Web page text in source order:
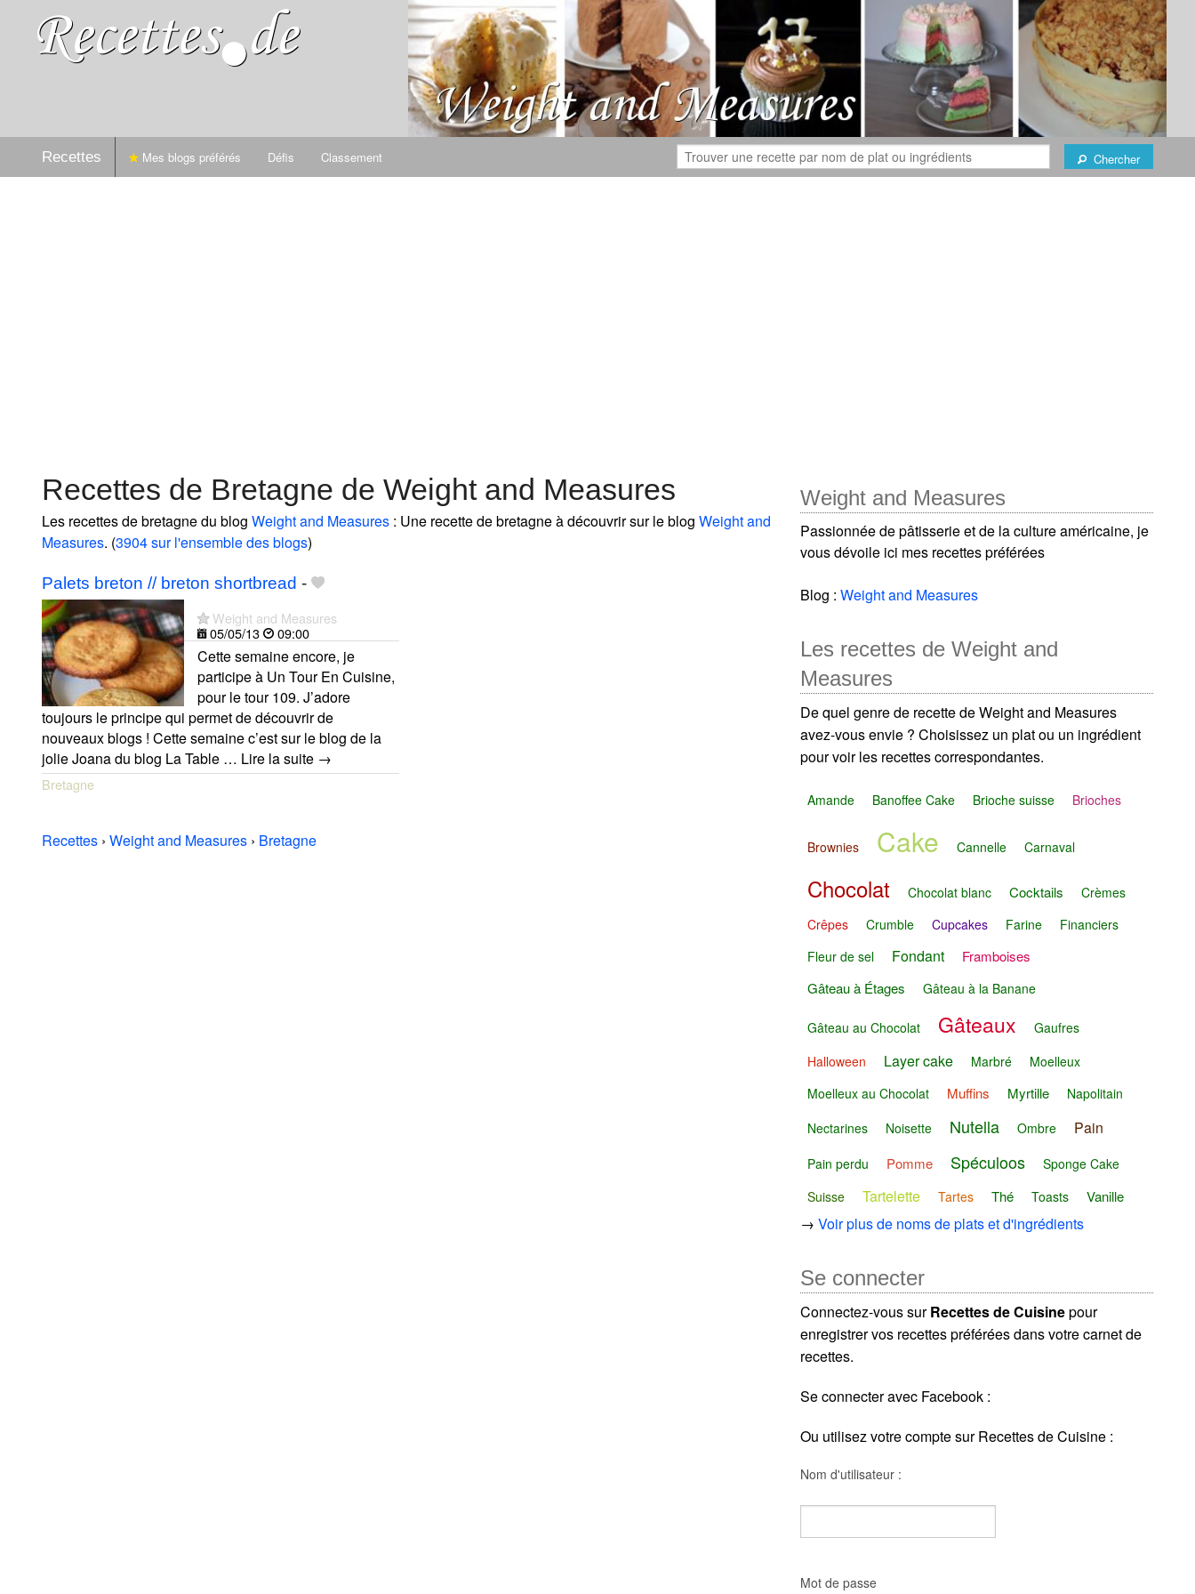
Recettes Chercher
Mes blogs préférés Défis Classement
Recettes de Bretagne de Weight and Measures
Les recettes de bretagne du blog Weight and Measures : Une recette de bretagne à découvrir sur le blog Weight and
Measures. (3904 sur l'ensemble des blogs)
Palets breton // breton shortbread -
Weight and Measures
05/05/13
09:00
Cette semaine encore, je
participe à Un Tour En Cuisine,
pour le tour 109. J’adore
toujours le principe qui permet de découvrir de
nouveaux blogs ! Cette semaine c’est sur le blog de la
jolie Joana du blog La Table … Lire la suite →
Bretagne
Recettes › Weight and Measures › Bretagne
Weight and Measures
Passionnée de pâtisserie et de la culture américaine, je
vous dévoile ici mes recettes préférées
Blog :Weight and Measures
Les recettes de Weight and
Measures
De quel genre de recette de Weight and Measures
avez-vous envie ? Choisissez un plat ou un ingrédient
pour voir les recettes correspondantes.
Amande Banoffee Cake Brioche suisse Brioches
Brownies Cake Cannelle Carnaval
Chocolat Chocolat blanc Cocktails
Crèmes
Crêpes
Crumble Cupcakes Farine
Financiers
Fleur de sel
Fondant
Framboises
Gâteau à Étages
Gâteau à la Banane
Gâteau au Chocolat Gâteaux
Gaufres
Halloween
Layer cake Marbré
Moelleux
Moelleux au Chocolat
Muffins Myrtille
Napolitain
Nectarines
Noisette Nutella Ombre Pain
Pain perdu Pomme Spéculoos
Sponge Cake
Suisse
Tartelette Tartes Thé Toasts Vanille
→Voir plus de noms de plats et d'ingrédients
Se connecter
Connectez-vous surRecettes de Cuisinepour
enregistrer vos recettes préférées dans votre carnet de
recettes.
Se connecter avec Facebook :
Ou utilisez votre compte sur Recettes de Cuisine :
Nom d'utilisateur :
Mot de passe